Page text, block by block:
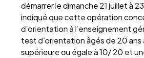
démarrer le dimanche 21 juillet à
indiqué que cette opération
d'orientation à l'enseignement
test d'orientation âgés de 20 ans
supérieure ou égale à 10/ 20 et